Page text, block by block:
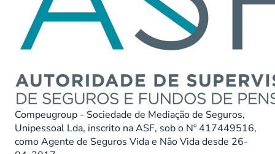
Compeugroup - Sociedade de Mediação de Seguros,
Unipessoal Lda, inscrito na ASF, sob o Nº 417449516,
como Agente de Seguros Vida e Não Vida desde 26-